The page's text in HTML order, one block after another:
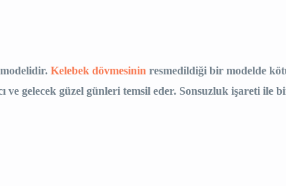
Kelebek dövmesinin resmedildiği bir modelde
ve gelecek güzel günleri temsil eder. Sonsuzluk işareti ile